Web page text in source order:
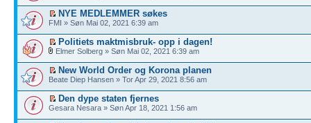
NYE MEDLEMMER søkes
FMI » Søn Mai 02, 2021 6:39 am
Politiets maktmisbruk- opp i dagen!
Elmer Solberg » Søn Mai 02, 2021 6:39 am
New World Order og Korona planen
Beate Diep Hansen » Tor Apr 29, 2021 8:56 am
Den dype staten fjernes
Gesara Nesara » Søn Apr 18, 2021 1:56 am